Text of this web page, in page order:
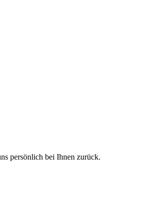
persönlich bei Ihnen zurück.